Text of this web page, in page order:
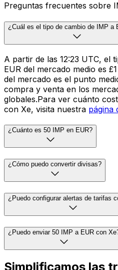
Preguntas frecuentes sobre
¿Cuál es el tipo de cambio de IMP a
A partir de las 12:23 UTC, el
EUR del mercado medio es
del mercado es el punto
compra y venta en los
globales.Para ver cuánto
con Xe, visita nuestra página
¿Cuánto es 50 IMP en EUR?
¿Cómo puedo convertir divisas?
¿Puedo configurar alertas de tarifas
¿Puedo enviar 50 IMP a EUR con
Simplificamos las